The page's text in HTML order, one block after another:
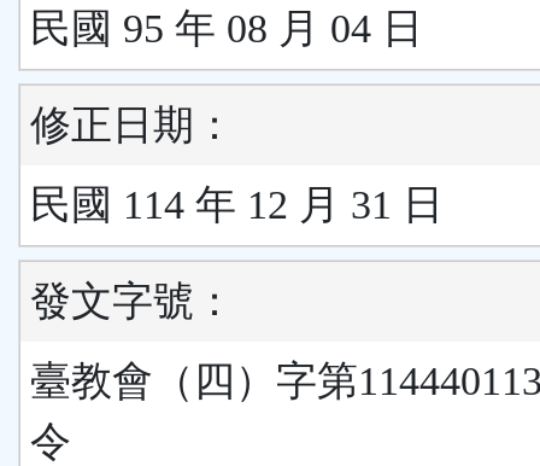
民國 95 年 08 月 04 日
修正日期：
民國 114 年 12 月 31 日
發文字號：
臺教會（四）字第
令